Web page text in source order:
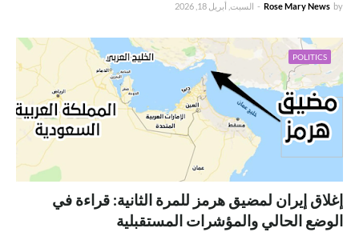
by
Rose Mary News
- السبت, أبريل 18, 2026
POLITICS
إغلاق إيران لمضيق هرمز للمرة الثانية: قراءة في
الوضع الحالي والمؤشرات المستقبلية